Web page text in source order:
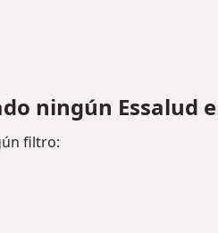
ningún Essalud
filtro: